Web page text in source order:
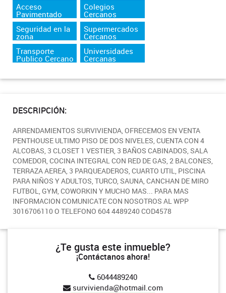
Acceso
Pavimentado
Colegios
Cercanos
Seguridad en la
zona
Supermercados
Cercanos
Transporte
Publico Cercano
Universidades
Cercanas
DESCRIPCIÓN:
ARRENDAMIENTOS SURVIVIENDA, OFRECEMOS EN VENTA
PENTHOUSE ULTIMO PISO DE DOS NIVELES, CUENTA CON 4
ALCOBAS, 3 CLOSET 1 VESTIER, 3 BAÑOS CABINADOS, SALA
COMEDOR, COCINA INTEGRAL CON RED DE GAS, 2 BALCONES,
TERRAZA AEREA, 3 PARQUEADEROS, CUARTO UTIL, PISCINA
PARA NIÑOS Y ADULTOS, TURCO, SAUNA, CANCHAN DE MIRO
FUTBOL, GYM, COWORKIN Y MUCHO MAS... PARA MAS
INFORMACION COMUNICATE CON NOSOTROS AL WPP
3016706110 O TELEFONO 604 4489240 COD4578
¿Te gusta este inmueble?
¡Contáctanos ahora!
6044489240
survivienda@hotmail.com